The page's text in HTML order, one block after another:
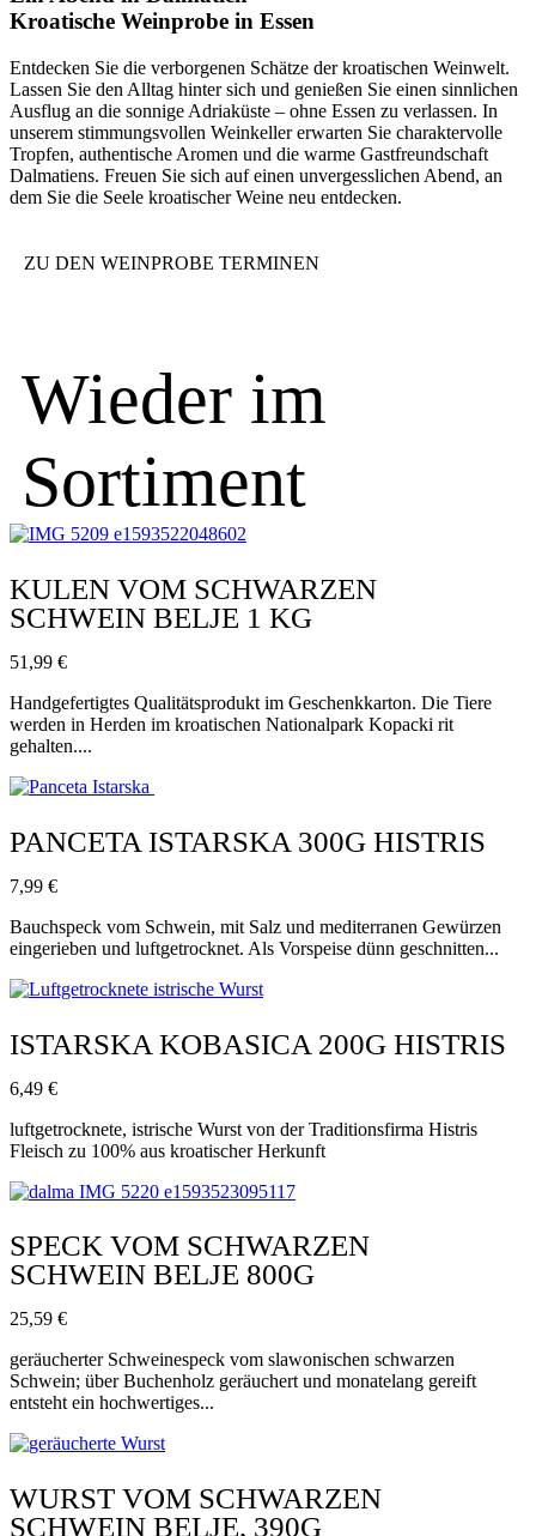
Kroatische Weinprobe in Essen
Entdecken Sie die verborgenen Schätze der kroatischen Weinwelt.
Lassen Sie den Alltag hinter sich und genießen Sie einen sinnlichen
Ausflug an die sonnige Adriaküste – ohne Essen zu verlassen. In
unserem stimmungsvollen Weinkeller erwarten Sie charaktervolle
Tropfen, authentische Aromen und die warme Gastfreundschaft
Dalmatiens. Freuen Sie sich auf einen unvergesslichen Abend, an
dem Sie die Seele kroatischer Weine neu entdecken.
ZU DEN WEINPROBE TERMINEN
Wieder im
Sortiment
KULEN VOM SCHWARZEN
SCHWEIN BELJE 1 KG
51,99 €
Handgefertigtes Qualitätsprodukt im Geschenkkarton. Die Tiere
werden in Herden im kroatischen Nationalpark Kopacki rit
gehalten....
PANCETA ISTARSKA 300G HISTRIS
7,99 €
Bauchspeck vom Schwein, mit Salz und mediterranen Gewürzen
eingerieben und luftgetrocknet. Als Vorspeise dünn geschnitten...
ISTARSKA KOBASICA 200G HISTRIS
6,49 €
luftgetrocknete, istrische Wurst von der Traditionsfirma Histris
Fleisch zu 100% aus kroatischer Herkunft
SPECK VOM SCHWARZEN
SCHWEIN BELJE 800G
25,59 €
geräucherter Schweinespeck vom slawonischen schwarzen
Schwein; über Buchenholz geräuchert und monatelang gereift
entsteht ein hochwertiges...
WURST VOM SCHWARZEN
SCHWEIN BELJE, 390G